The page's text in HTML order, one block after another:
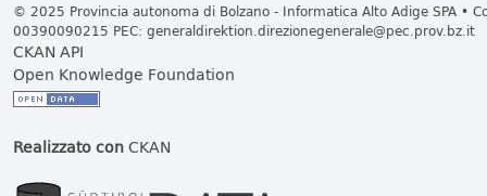
© 2025 Provincia autonoma di Bolzano - Informatica Alto Adige SPA •
00390090215 PEC: generaldirektion.direzionegenerale@pec.prov.bz.it
CKAN API
Open Knowledge Foundation
Realizzato conCKAN